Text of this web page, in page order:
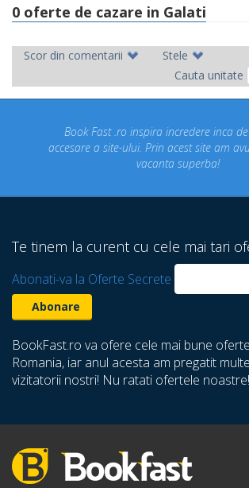
0 oferte de cazare in Galati
Scor din comentarii
Stele
Cauta unitate
.ro inspira incredere inca de la prima
ului. Prin acest site am avut parte de o
Te tinem la curent cu cele mai tari
Abonati-va la Oferte Secrete
BookFast.ro va ofere cele mai bune
Romania, iar anul acesta am pregatit
vizitatorii nostri! Nu ratati ofertele noastre!